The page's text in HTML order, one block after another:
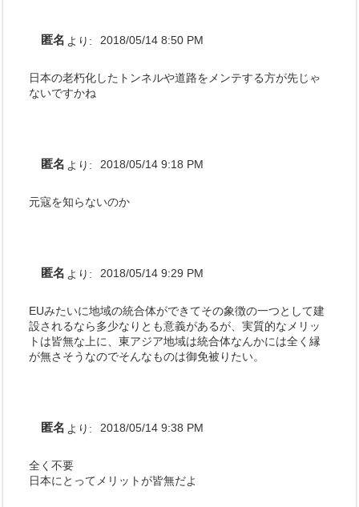
匿名 より: 2018/05/14 8:50 PM
日本の老朽化したトンネルや道路をメンテする方が先じゃ
ないですかね
匿名 より: 2018/05/14 9:18 PM
元寇を知らないのか
匿名 より: 2018/05/14 9:29 PM
EUみたいに地域の統合体ができてその象徴の一つとして建
設されるなら多少なりとも意義があるが、実質的なメリッ
トは皆無な上に、東アジア地域は統合体なんかには全く縁
が無さそうなのでそんなものは御免被りたい。
匿名 より: 2018/05/14 9:38 PM
全く不要
日本にとってメリットが皆無だよ